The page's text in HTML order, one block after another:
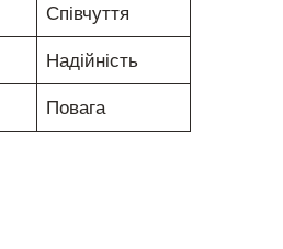
Співчуття
Надійність
Повага